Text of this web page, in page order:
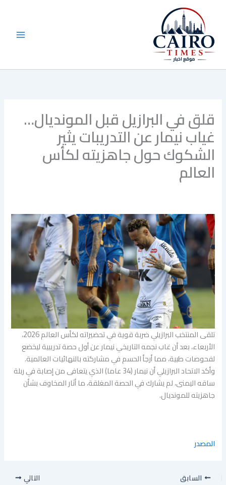
المحتوى
قلق في البرازيل قبل المونديال…
غياب نيمار عن التدريبات يثير
الشكوك حول جاهزيته لكأس
العالم
تلقى المنتخب البرازيلي ضربة قوية في تحضيراته لكأس العالم 2026،
الأربعاء، بعد أن غاب نجمه التاريخي نيمار عن أول حصة تدريبية ليخضع
لفحوصات طبية، مما أرجأ الحسم في مشاركته بالنهائيات العالمية.
وأكد الاتحاد البرازيلي أن نيمار (34 عاما) الذي يتعافى من إصابة في ربلة
ساقه اليمنى، لم يشارك في الحصة المغلقة، ما أثار المخاوف بشأن
جاهزيته للمونديال.
المصدر
السابق التالي